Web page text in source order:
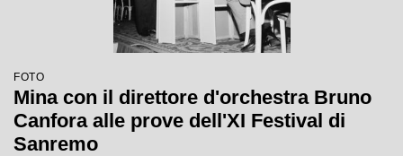
FOTO
Mina con il direttore d'orchestra Bruno
Canfora alle prove dell'XI Festival di
Sanremo